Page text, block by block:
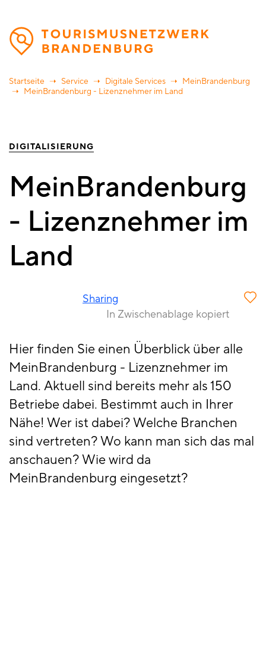
Direkt
zum
Inhalt
Startseite Service Digitale Services
MeinBrandenburg
MeinBrandenburg - Lizenznehmer im Land
DIGITALISIERUNG
MeinBrandenburg
- Lizenznehmer im
Land
Sharing
In Zwischenablage kopiert
Hier finden Sie einen Überblick über alle
MeinBrandenburg - Lizenznehmer im
Land. Aktuell sind bereits mehr als 150
Betriebe dabei. Bestimmt auch in Ihrer
Nähe! Wer ist dabei? Welche Branchen
sind vertreten? Wo kann man sich das mal
anschauen? Wie wird da
MeinBrandenburg eingesetzt?